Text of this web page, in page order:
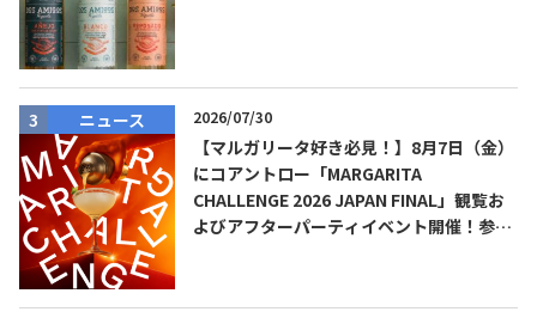
ニュース 2026/07/30
【マルガリータ好き必見！】8月7日（金）
にコアントロー「MARGARITA
CHALLENGE 2026 JAPAN FINAL」観覧お
よびアフターパーティイベント開催！参加